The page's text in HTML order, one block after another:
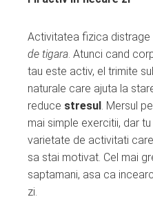
Activitatea fizica
de tigara. Atunci cand
tau este activ, el trimite
naturale care ajuta la
reduce stresul. Mersul
mai simple exercitii, dar
varietate de activitati
sa stai motivat. Cel mai
saptamani, asa ca
zi.